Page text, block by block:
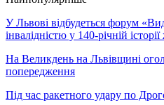
У Львові відбудеться форум
інвалідністю у 140-річній
На Великдень на Львівщині
попередження
Під час ракетного удару по